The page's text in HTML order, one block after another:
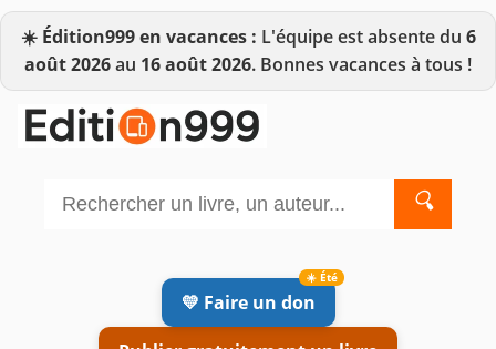
☀️ Édition999 en vacances : L'équipe est absente du 6
août 2026au 16 août 2026. Bonnes vacances à tous !
🔍
💛 Faire un don